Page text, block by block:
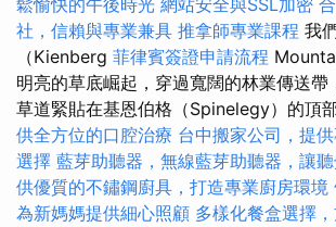
鬆愉快的午後時光 網站安全與SSL加密
社，信賴與專業兼具 推拿師專業課程 我
（Kienberg 菲律賓簽證申請流程
明亮的草底崛起，穿過寬闊的林業傳送帶
草道緊貼在基恩伯格（Spinelegy）的頂
供全方位的口腔治療 台中搬家公司，提
選擇 藍芽助聽器，無線藍芽助聽器，讓
供優質的不鏽鋼廚具，打造專業廚房環境
為新媽媽提供細心照顧 多樣化餐盒選擇